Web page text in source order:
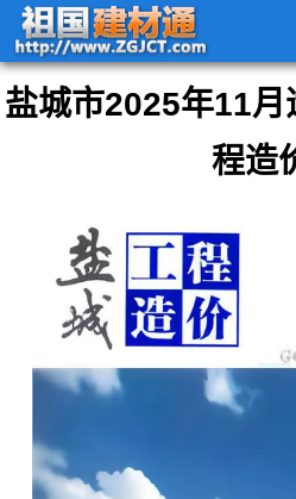
首页 江苏省 盐城市 2025年
盐城市2025年11
程造